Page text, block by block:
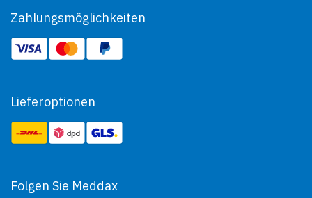
Zahlungsmöglichkeiten
Lieferoptionen
Folgen Sie Meddax